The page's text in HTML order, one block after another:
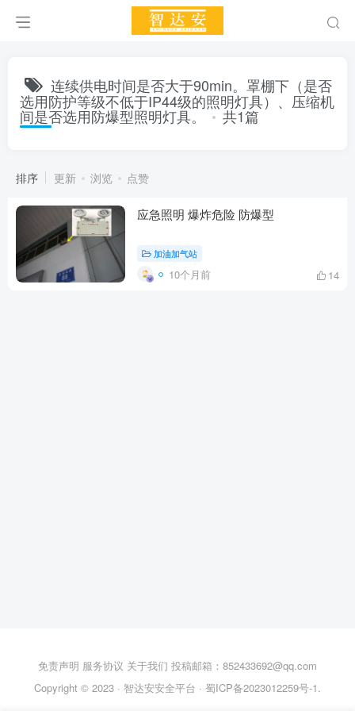
连续供电时间是否大于90min。罩棚下（是否
选用防护等级不低于IP44级的照明灯具）、压缩机
间是否选用防爆型照明灯具。 共1篇
排序 更新 浏览 点赞
应急照明 爆炸危险 防爆型
加油加气站
10个月前 14
免责声明 服务协议 关于我们 投稿邮箱：852433692@qq.com
Copyright © 2023 · 智达安安全平台 · 蜀ICP备2023012259号-1.